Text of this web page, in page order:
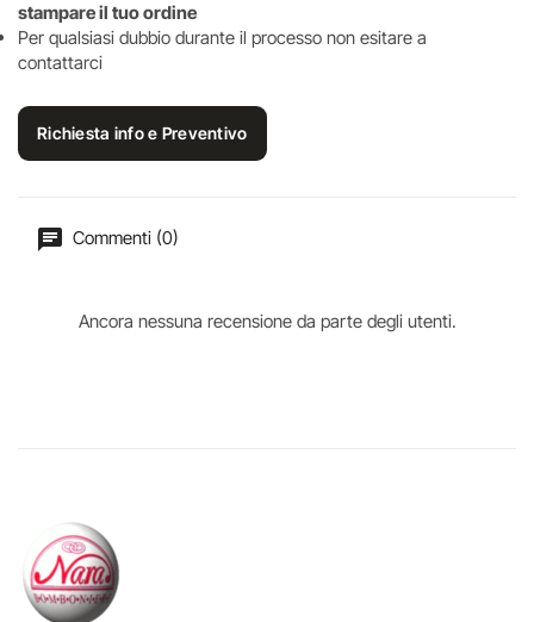
stampare il tuo ordine
Per qualsiasi dubbio durante il processo non esitare a
contattarci
Richiesta info e Preventivo
Commenti (0)
Ancora nessuna recensione da parte degli utenti.